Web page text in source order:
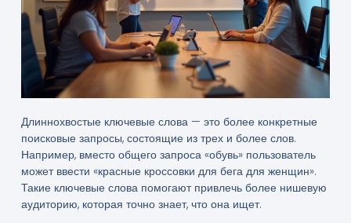
Длиннохвостые ключевые слова — это более конкретные
поисковые запросы, состоящие из трех и более слов.
Например, вместо общего запроса «обувь» пользователь
может ввести «красные кроссовки для бега для женщин».
Такие ключевые слова помогают привлечь более нишевую
аудиторию, которая точно знает, что она ищет.